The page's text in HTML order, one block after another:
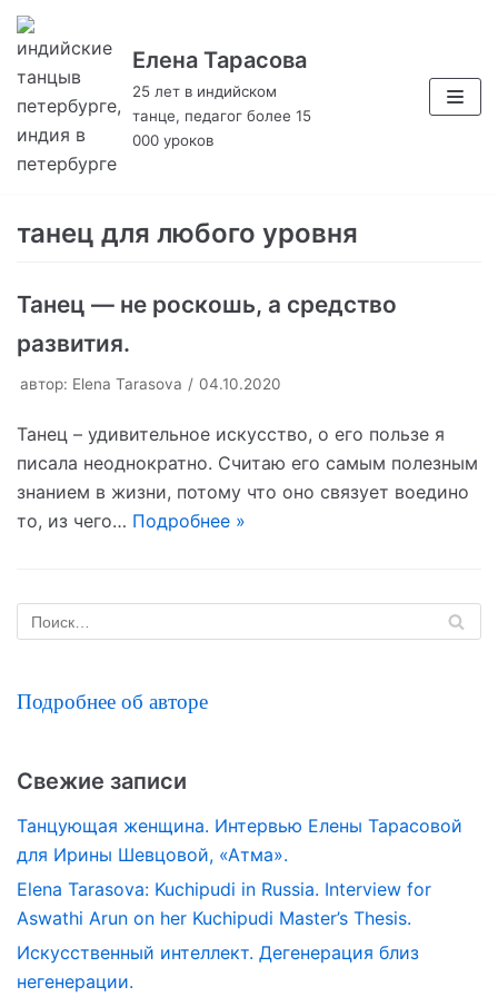
Перейти
к
содержимому
Елена Тарасова
25 лет в индийском
танце, педагог более 15
000 уроков
танец для любого уровня
Танец — не роскошь, а средство
развития.
автор: Elena Tarasova 04.10.2020
Танец – удивительное искусство, о его пользе я
писала неоднократно. Считаю его самым полезным
знанием в жизни, потому что оно связует воедино
то, из чего… Подробнее »
Подробнее об авторе
Свежие записи
Танцующая женщина. Интервью Елены Тарасовой
для Ирины Шевцовой, «Атма».
Elena Tarasova: Kuchipudi in Russia. Interview for
Aswathi Arun on her Kuchipudi Master’s Thesis.
Искусственный интеллект. Дегенерация близ
негенерации.